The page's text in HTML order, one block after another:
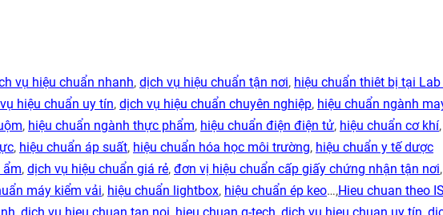
vụ hiệu chuẩn nhanh, dịch vụ hiệu chuẩn tận nơi, hiệu chuẩn thiêt bị tại Lab
hiệu chuẩn uy tín, dịch vụ hiệu chuẩn chuyên nghiệp, hiệu chuẩn ngành
, hiệu chuẩn ngành thực phẩm, hiệu chuẩn điện điện tử, hiệu chuẩn cơ khí,
, hiệu chuẩn áp suất, hiệu chuẩn hóa học môi trường, hiệu chuẩn y tế dược
ẩm, dịch vụ hiệu chuẩn giá rẻ, đơn vị hiệu chuẩn cấp giấy chứng nhận tận nơi,
máy kiểm vải, hiệu chuẩn lightbox, hiệu chuẩn ép keo…,Hieu chuan theo